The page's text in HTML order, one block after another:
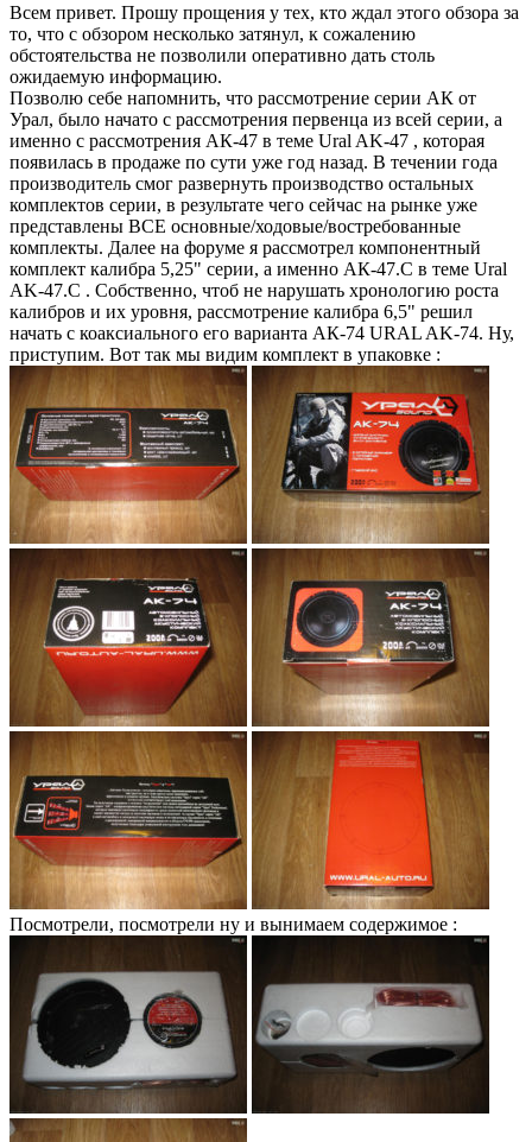
Всем привет. Прошу прощения у тех, кто ждал этого обзора за
то, что с обзором несколько затянул, к сожалению
обстоятельства не позволили оперативно дать столь
ожидаемую информацию.
Позволю себе напомнить, что рассмотрение серии АК от
Урал, было начато с рассмотрения первенца из всей серии, а
именно с рассмотрения АК-47 в теме Ural AK-47 , которая
появилась в продаже по сути уже год назад. В течении года
производитель смог развернуть производство остальных
комплектов серии, в результате чего сейчас на рынке уже
представлены ВСЕ основные/ходовые/востребованные
комплекты. Далее на форуме я рассмотрел компонентный
комплект калибра 5,25" серии, а именно АК-47.С в теме Ural
AK-47.С . Собственно, чтоб не нарушать хронологию роста
калибров и их уровня, рассмотрение калибра 6,5" решил
начать с коаксиального его варианта АК-74 URAL AK-74. Ну,
приступим. Вот так мы видим комплект в упаковке :
Посмотрели, посмотрели ну и вынимаем содержимое :